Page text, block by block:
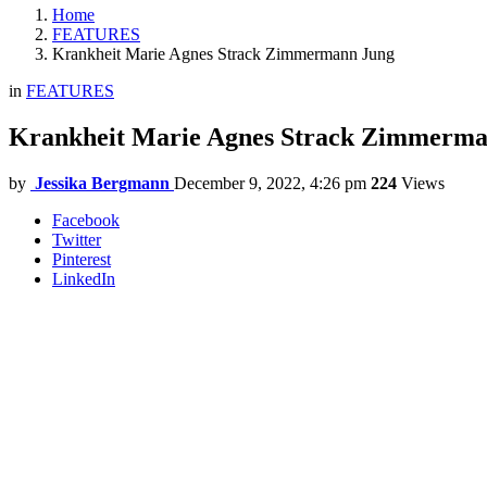
Home
FEATURES
Krankheit Marie Agnes Strack Zimmermann Jung
in FEATURES
Krankheit Marie Agnes Strack
by Jessika Bergmann December 9, 2022, 4:26 pm 224 Views
Facebook
Twitter
Pinterest
LinkedIn